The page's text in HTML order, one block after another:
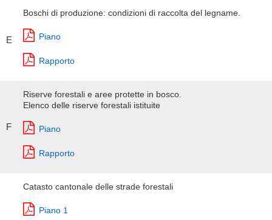
E
Boschi di produzione: condizioni di raccolta del legname.
Piano
Rapporto
F
Riserve forestali e aree protette in bosco.
Elenco delle riserve forestali istituite
Piano
Rapporto
Catasto cantonale delle strade forestali
Piano 1